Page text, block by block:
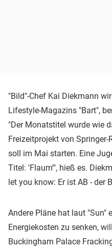
"Bild"-Chef Kai Diekmann
Lifestyle-Magazins "Bart",
"Der Monatstitel wurde wie
Freizeitprojekt von
soll im Mai starten. Eine
Titel: 'Flaum'", hieß es.
let you know: Er ist AB - der
Andere Pläne hat laut "Sun"
Energiekosten zu senken,
Buckingham Palace